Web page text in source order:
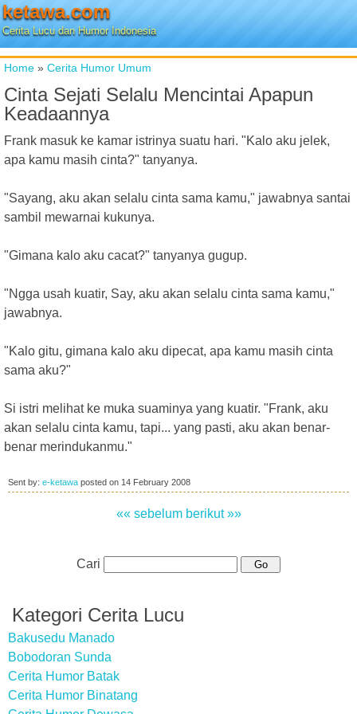
ketawa.com
Cerita Lucu dan Humor Indonesia
Home » Cerita Humor Umum
Cinta Sejati Selalu Mencintai Apapun
Keadaannya
Frank masuk ke kamar istrinya suatu hari. "Kalo aku jelek,
apa kamu masih cinta?" tanyanya.
"Sayang, aku akan selalu cinta sama kamu," jawabnya santai
sambil mewarnai kukunya.
"Gimana kalo aku cacat?" tanyanya gugup.
"Ngga usah kuatir, Say, aku akan selalu cinta sama kamu,"
jawabnya.
"Kalo gitu, gimana kalo aku dipecat, apa kamu masih cinta
sama aku?"
Si istri melihat ke muka suaminya yang kuatir. "Frank, aku
akan selalu cinta kamu, tapi... yang pasti, aku akan benar-
benar merindukanmu."
Sent by: e-ketawa posted on 14 February 2008
«« sebelum berikut »»
Cari
Kategori Cerita Lucu
Bakusedu Manado
Bobodoran Sunda
Cerita Humor Batak
Cerita Humor Binatang